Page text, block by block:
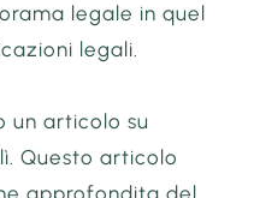
legale in quel
legali.
un articolo su
lì. Questo articolo
approfondita del